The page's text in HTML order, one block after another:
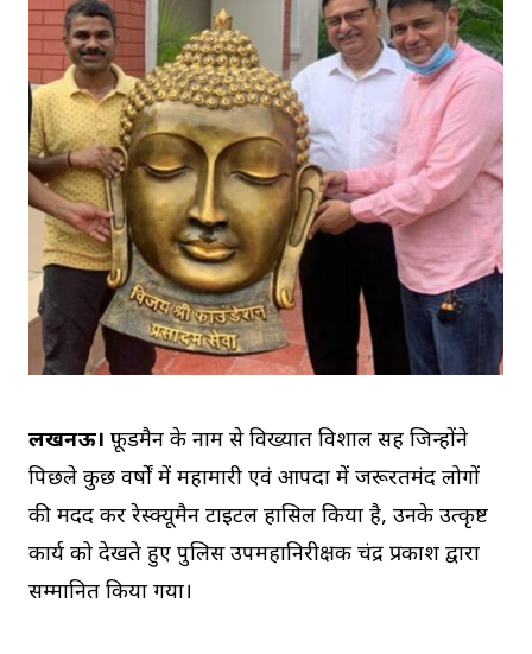
लखनऊ। फ़ूडमैन के नाम से विख्यात विशाल सिंह जिन्होंने
पिछले कुछ वर्षों में महामारी एवं आपदा में जरूरतमंद लोगों
की मदद कर रेस्क्यूमैन टाइटल हासिल किया है, उनके उत्कृष्ट
कार्य को देखते हुए पुलिस उपमहानिरीक्षक चंद्र प्रकाश द्वारा
सम्मानित किया गया।